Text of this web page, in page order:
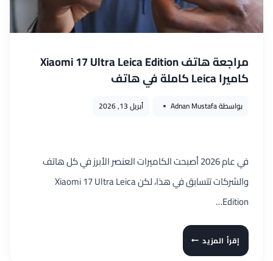
يكون
الافضل
مراجعة هاتف Xiaomi 17 Ultra Leica Edition
كاميرا Leica كاملة في هاتف
بواسطةAdnan Mustafa أبريل 13, 2026
في عام 2026 أصبحت الكاميرات العنصر الأبرز في كل هاتف
والشركات تتسابق في هذا، لكن Xiaomi 17 Ultra Leica
Edition…
إقرأ المزيدمراجعة
هاتف